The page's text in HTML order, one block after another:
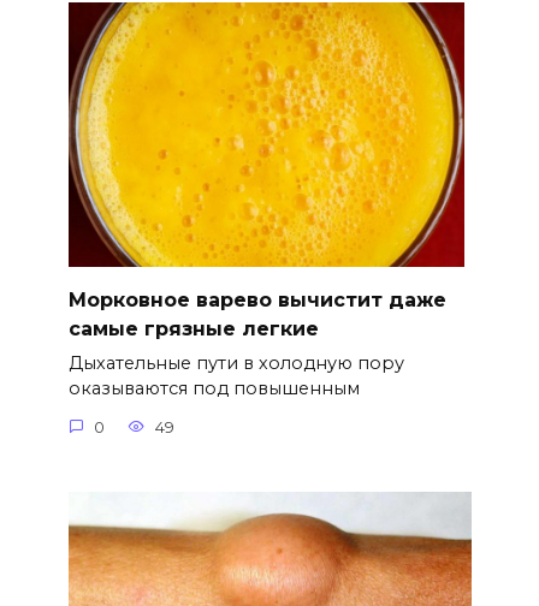
Морковное варево вычистит даже
самые грязные легкие
Дыхательные пути в холодную пору
оказываются под повышенным
0 49